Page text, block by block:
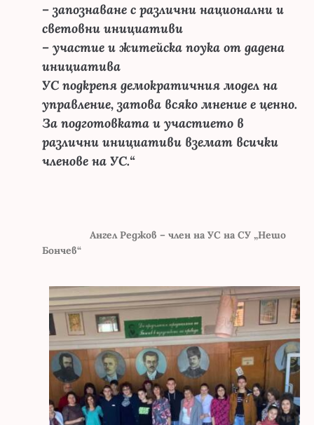
– запознаване с различни национални и
световни инициативи
– участие и житейска поука от дадена
инициатива
УС подкрепя демократичния модел на
управление, затова всяко мнение е ценно.
За подготовката и участието в
различни инициативи вземат всички
членове на УС.“
Ангел Реджов – член на УС на СУ „Нешо
Бончев“